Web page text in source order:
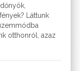
Láttunk
otthonról, azaz